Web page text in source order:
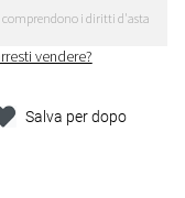
comprendono i diritti d'asta
vendere?
Salva per dopo